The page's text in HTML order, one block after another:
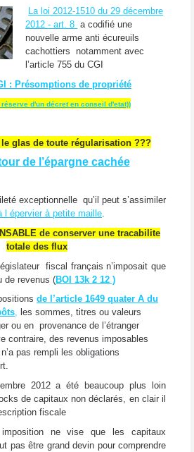
La loi 2012-1510 du 29 décembre
2012 - art. 8 a codifié une
nouvelle arme anti écureuils
cachottiers notamment avec
l’article 755 du CGI
: Présomptions de propriété
d'un décret en conseil d'etat))
glas de toute régularisation ???
de l’épargne cachée
exceptionnelle qu’il peut s’assimiler
l épervier à petite maille.
de conserver une tracabilite
totale des flux
fiscal français n’imposait que
de revenus (BOI 13k 2 12 )
de l’article 1649 quater A du
, les sommes, titres ou valeurs
ou en provenance de l’étranger
contraire, des revenus imposables
pas rempli les obligations
2012 a été beaucoup plus loin
de capitaux non déclarés, en clair il
fiscale
imposition ne vise que les capitaux
pas être grand devin pour comprendre